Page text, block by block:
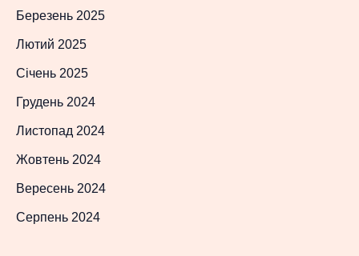
Березень 2025
Лютий 2025
Січень 2025
Грудень 2024
Листопад 2024
Жовтень 2024
Вересень 2024
Серпень 2024